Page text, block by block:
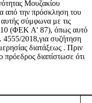
Μουζακίου
από την πρόσκληση του
σύμφωνα με τις
(ΦΕΚ Α' 87), όπως αυτό
4555/2018,για συζήτηση
διατάξεως . Πριν
πρόεδρος διαπίστωσε ότι